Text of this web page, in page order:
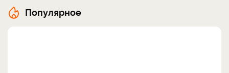
Популярное